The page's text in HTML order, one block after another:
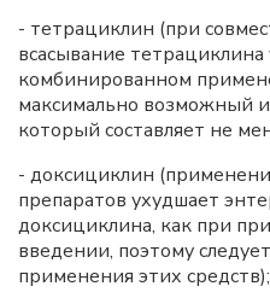
- тетрациклин (при
всасывание
комбинированном
максимально возможный
который составляет не
- доксициклин
препаратов ухудшает
доксициклина, как при
введении, поэтому
применения этих средств);